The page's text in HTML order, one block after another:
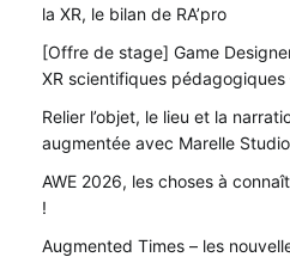
la XR, le bilan de RA’pro
[Offre de stage] Game
XR scientifiques pédagogiques
Relier l’objet, le lieu et la
augmentée avec Marelle Studio
AWE 2026, les choses à
!
Augmented Times – les